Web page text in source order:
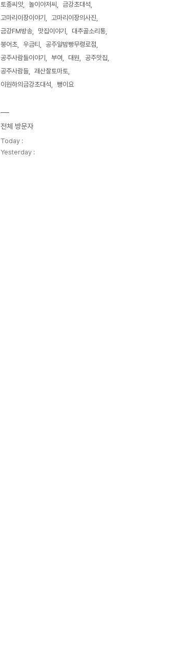
토종씨앗
놀이아저씨
금강초대석
고마리이장이야기
고마리이장의사진
금강FM방송
맛집이야기
대추골소리통
붕어초
우금티
공주알밤빵무령로점
공주사람들이야기
부여 대원
공주맛집
공주사람들
괘산찰토마토
이원하의금강초대석
뻥이요
전체 방문자
Today :
Yesterday :